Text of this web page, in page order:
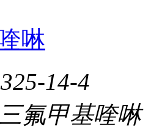
啉
325-14-4
氟甲基喹啉